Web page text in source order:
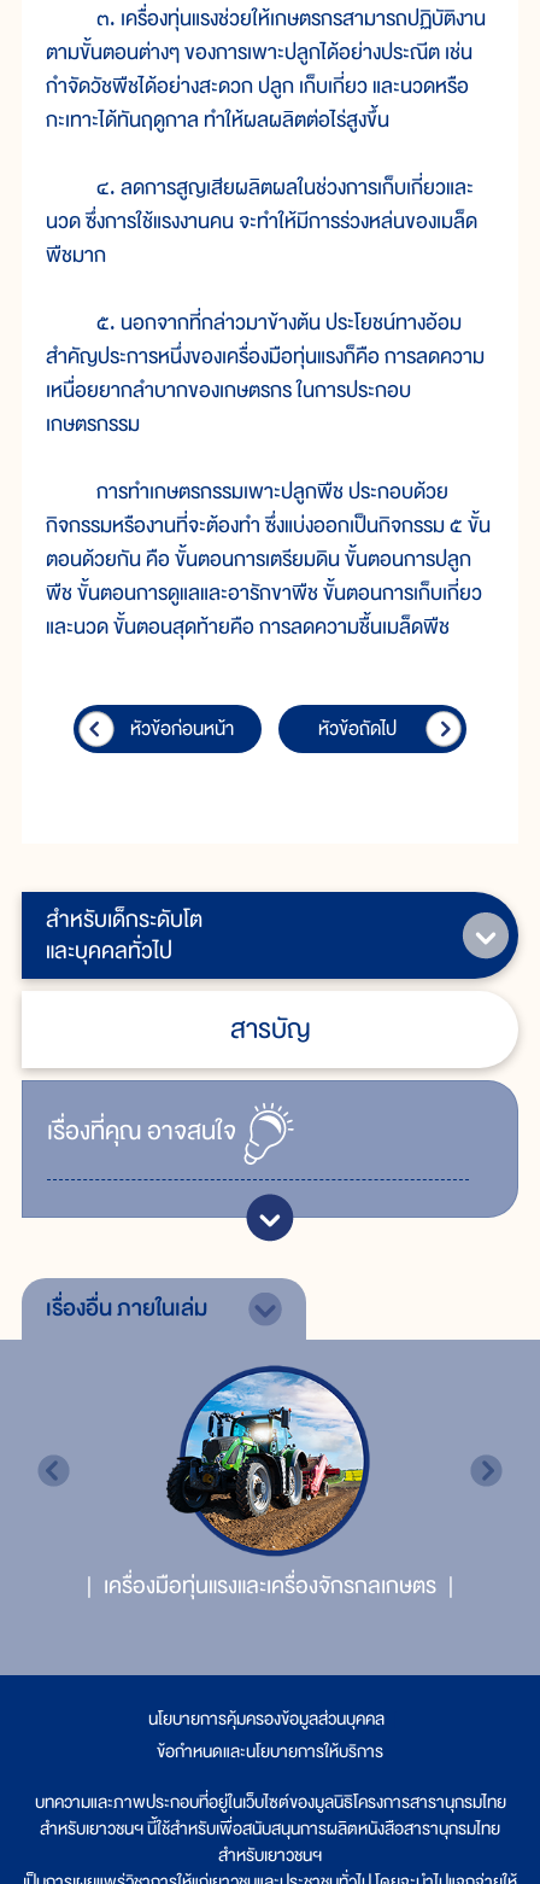
สำหรับเด็กระดับโต
และบุคคลทั่วไป
สารบัญ
เรื่ิองที่คุณอาจสนใจ
๓. เครื่องทุ่นแรงช่วยให้เกษตรกรสามารถปฏิบัติงาน
ตามขั้นตอนต่างๆ ของการเพาะปลูกได้อย่างประณีต เช่น
กำจัดวัชพืชได้อย่างสะดวก ปลูก เก็บเกี่ยว และนวดหรือ
กะเทาะได้ทันฤดูกาล ทำให้ผลผลิตต่อไร่สูงขึ้น
๔. ลดการสูญเสียผลิตผลในช่วงการเก็บเกี่ยวและ
นวด ซึ่งการใช้แรงงานคน จะทำให้มีการร่วงหล่นของเมล็ด
พืชมาก
๕. นอกจากที่กล่าวมาข้างต้น ประโยชน์ทางอ้อม
สำคัญประการหนึ่งของเครื่องมือทุ่นแรงก็คือ การลดความ
เหนื่อยยากลำบากของเกษตรกร ในการประกอบ
เกษตรกรรม
การทำเกษตรกรรมเพาะปลูกพืช ประกอบด้วย
กิจกรรมหรืองานที่จะต้องทำ ซึ่งแบ่งออกเป็นกิจกรรม ๕ ขั้น
ตอนด้วยกัน คือ ขั้นตอนการเตรียมดิน ขั้นตอนการปลูก
พืช ขั้นตอนการดูแลและอารักขาพืช ขั้นตอนการเก็บเกี่ยว
และนวด ขั้นตอนสุดท้ายคือ การลดความชื้นเมล็ดพืช
หัวข้อก่อนหน้า หัวข้อถัดไป
เรื่องอื่นภายในเล่ม
เครื่องมือทุ่นแรงและเครื่องจักรกลเกษตร
นโยบายการคุ้มครองข้อมูลส่วนบุคคล
ข้อกำหนดและนโยบายการให้บริการ
บทความและภาพประกอบที่อยู่ในเว็บไซต์ของมูลนิธิโครงการสารานุกรมไทย
สำหรับเยาวชนฯ นี้ใช้สำหรับเพื่อสนับสนุนการผลิตหนังสือสารานุกรมไทย
สำหรับเยาวชนฯ